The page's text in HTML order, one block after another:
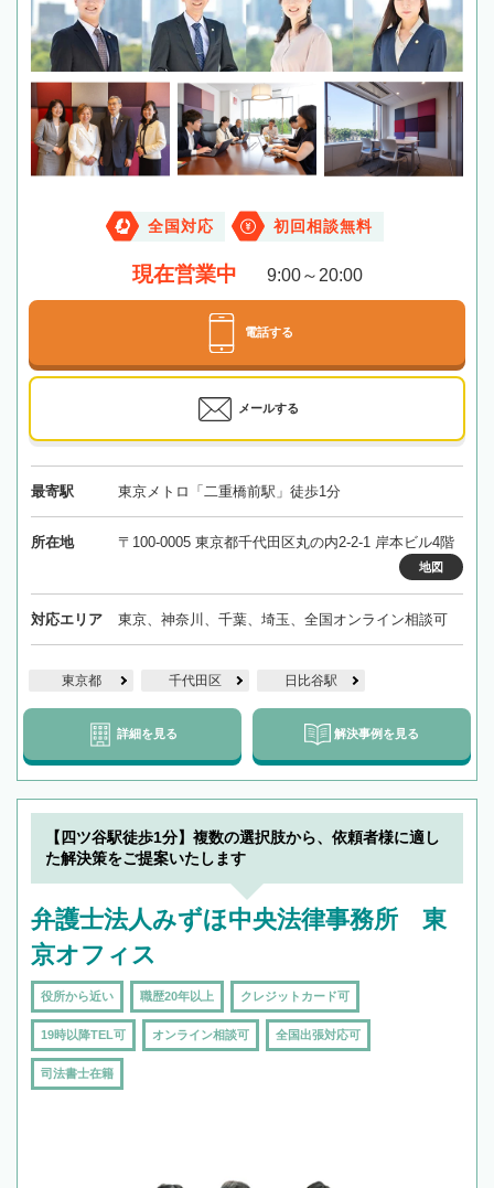
全国対応 初回相談無料
現在営業中 9:00～20:00
電話する
メールする
最寄駅 東京メトロ「二重橋前駅」徒歩1分
所在地 〒100-0005 東京都千代田区丸の内2-2-1 岸本ビル4階
地図
対応エリア 東京、神奈川、千葉、埼玉、全国オンライン相談可
東京都 千代田区 日比谷駅
詳細を見る 解決事例を見る
【四ツ谷駅徒歩1分】複数の選択肢から、依頼者様に適し
た解決策をご提案いたします
弁護士法人みずほ中央法律事務所 東
京オフィス
役所から近い 職歴20年以上 クレジットカード可
19時以降TEL可 オンライン相談可 全国出張対応可
司法書士在籍